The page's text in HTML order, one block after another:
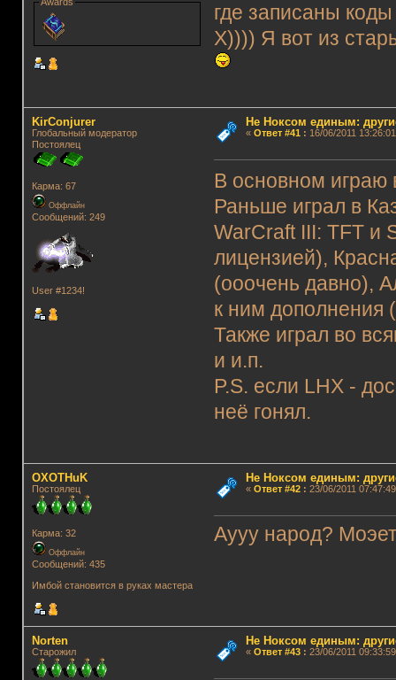
где записаны
Х)))) Я вот из
KirConjurer
Глобальный модератор
Постоялец
Карма: 67
Оффлайн
Сообщений: 249
User #1234!
Не Ноксом единым:
« Ответ #41 : 16/06/2011
В основном играю
Раньше играл в
WarCraft III: TFT и
лицензией),
(oooчень давно),
к ним дополнения
Также играл во
и и.п.
P.S. если LHX -
неё гонял.
OXOTHuK
Постоялец
Карма: 32
Оффлайн
Сообщений: 435
Имбой становится в руках мастера
Не Ноксом единым:
« Ответ #42: 23/06/2011
Аууу народ?
Norten
Старожил
Не Ноксом единым:
« Ответ #43: 23/06/2011